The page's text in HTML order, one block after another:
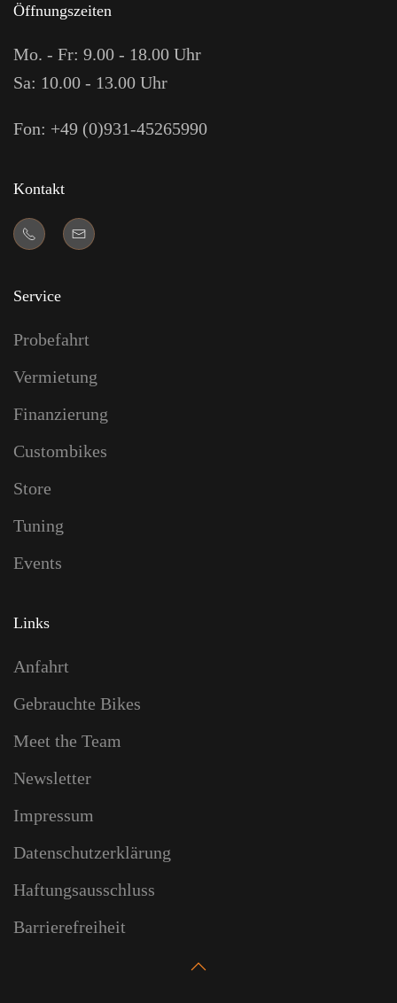
Öffnungszeiten
Mo. - Fr: 9.00 - 18.00 Uhr
Sa: 10.00 - 13.00 Uhr
Fon: +49 (0)931-45265990
Kontakt
Service
Probefahrt
Vermietung
Finanzierung
Custombikes
Store
Tuning
Events
Links
Anfahrt
Gebrauchte Bikes
Meet the Team
Newsletter
Impressum
Datenschutzerklärung
Haftungsausschluss
Barrierefreiheit